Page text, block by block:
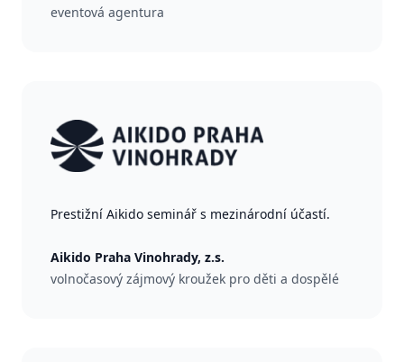
eventová agentura
Prestižní Aikido seminář s mezinárodní účastí.
Aikido Praha Vinohrady, z.s.
volnočasový zájmový kroužek pro děti a dospělé